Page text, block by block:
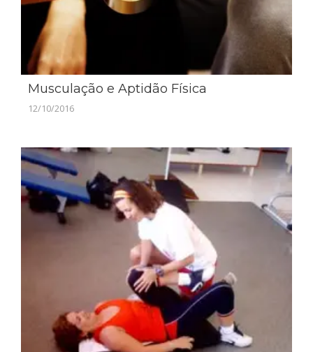
Musculação e Aptidão Física
12/10/2016